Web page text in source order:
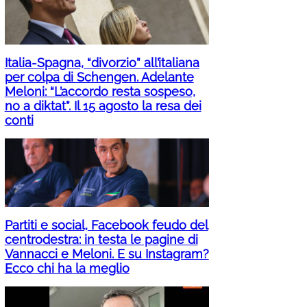
Italia-Spagna, “divorzio” all’italiana
per colpa di Schengen. Adelante
Meloni: “L’accordo resta sospeso,
no a diktat”. Il 15 agosto la resa dei
conti
Partiti e social, Facebook feudo del
centrodestra: in testa le pagine di
Vannacci e Meloni. E su Instagram?
Ecco chi ha la meglio